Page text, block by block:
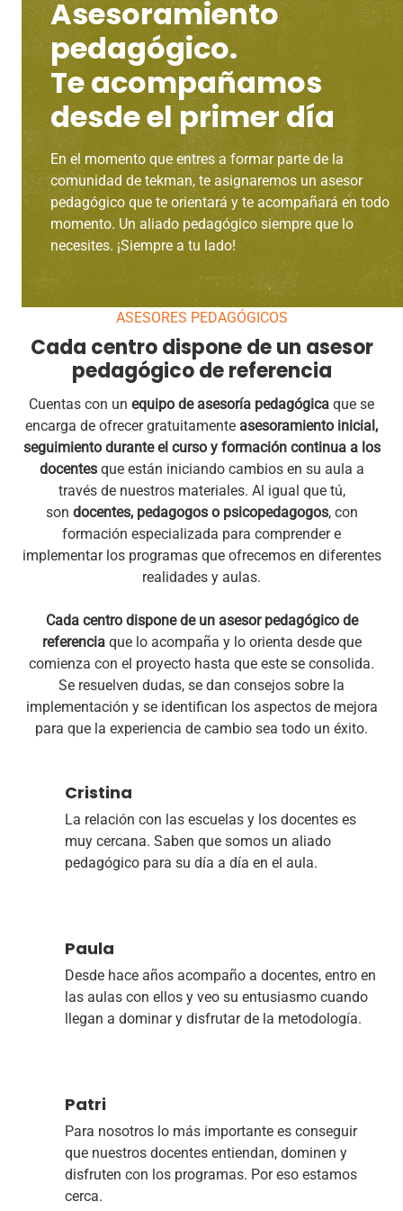
Asesoramiento
pedagógico.
Te acompañamos
desde el primer día
En el momento que entres a formar parte de la
comunidad de tekman, te asignaremos un asesor
pedagógico que te orientará y te acompañará en todo
momento. Un aliado pedagógico siempre que lo
necesites. ¡Siempre a tu lado!
ASESORES PEDAGÓGICOS
Cada centro dispone de un asesor
pedagógico de referencia
Cuentas con un equipo de asesoría pedagógica que se
encarga de ofrecer gratuitamente asesoramiento inicial,
seguimiento durante el curso y formación continua a los
docentesque están iniciando cambios en su aula a
través de nuestros materiales. Al igual que tú,
son docentes, pedagogos o psicopedagogos, con
formación especializada para comprender e
implementar los programas que ofrecemos en diferentes
realidades y aulas.
Cada centro dispone de un asesor pedagógico de
referenciaque lo acompaña y lo orienta desde que
comienza con el proyecto hasta que este se consolida.
Se resuelven dudas, se dan consejos sobre la
implementación y se identifican los aspectos de mejora
para que la experiencia de cambio sea todo un éxito.
Cristina
La relación con las escuelas y los docentes es
muy cercana. Saben que somos un aliado
pedagógico para su día a día en el aula.
Paula
Desde hace años acompaño a docentes, entro en
las aulas con ellos y veo su entusiasmo cuando
llegan a dominar y disfrutar de la metodología.
Patri
Para nosotros lo más importante es conseguir
que nuestros docentes entiendan, dominen y
disfruten con los programas. Por eso estamos
cerca.